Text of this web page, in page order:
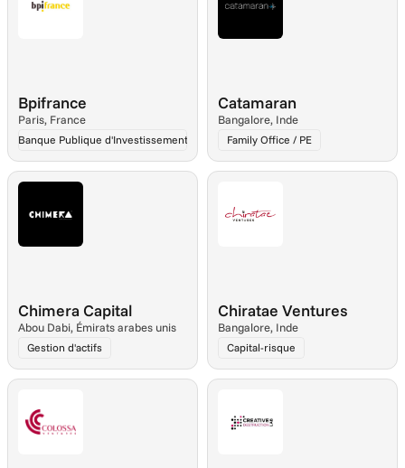
Bpifrance
Paris, France
Banque Publique d'Investissement
Catamaran
Bangalore, Inde
Family Office / PE
Chimera Capital
Abou Dabi, Émirats arabes unis
Gestion d'actifs
Chiratae Ventures
Bangalore, Inde
Capital-risque